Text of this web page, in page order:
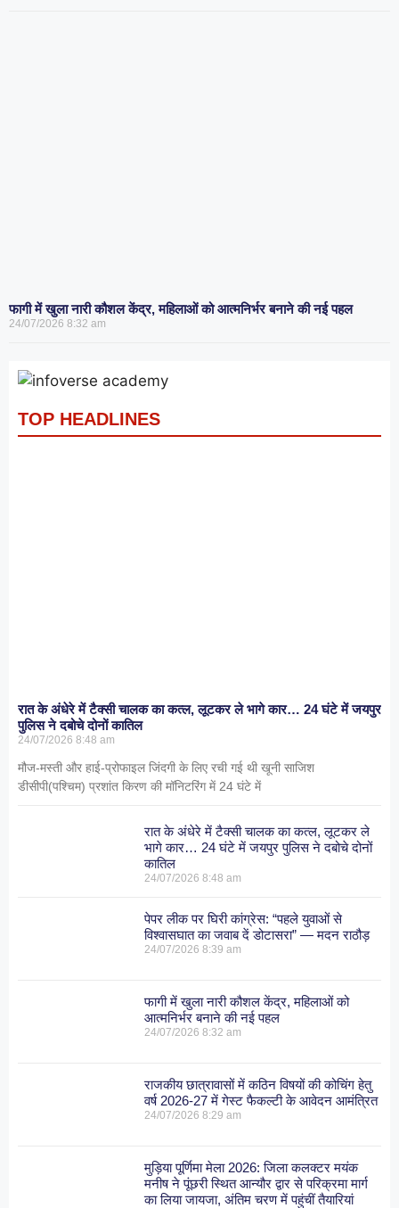
फागी में खुला नारी कौशल केंद्र, महिलाओं को आत्मनिर्भर बनाने की नई पहल
24/07/2026 8:32 am
TOP HEADLINES
रात के अंधेरे में टैक्सी चालक का कत्ल, लूटकर ले भागे कार… 24 घंटे में जयपुर
पुलिस ने दबोचे दोनों कातिल
24/07/2026 8:48 am
मौज-मस्ती और हाई-प्रोफाइल जिंदगी के लिए रची गई थी खूनी साजिश
डीसीपी(पश्चिम) प्रशांत किरण की मॉनिटरिंग में 24 घंटे में
रात के अंधेरे में टैक्सी चालक का कत्ल, लूटकर ले
भागे कार… 24 घंटे में जयपुर पुलिस ने दबोचे दोनों
कातिल
24/07/20268:48 am
पेपर लीक पर घिरी कांग्रेस: “पहले युवाओं से
विश्वासघात का जवाब दें डोटासरा” — मदन राठौड़
24/07/20268:39 am
फागी में खुला नारी कौशल केंद्र, महिलाओं को
आत्मनिर्भर बनाने की नई पहल
24/07/20268:32 am
राजकीय छात्रावासों में कठिन विषयों की कोचिंग हेतु
वर्ष 2026-27 में गेस्ट फैकल्टी के आवेदन आमंत्रित
24/07/20268:29 am
मुड़िया पूर्णिमा मेला 2026: जिला कलक्टर मयंक
मनीष ने पूंछरी स्थित आन्यौर द्वार से परिक्रमा मार्ग
का लिया जायजा, अंतिम चरण में पहुंचीं तैयारियां